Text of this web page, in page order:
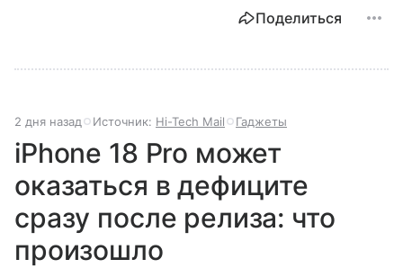
Поделиться
2 дня назад Источник: Hi-Tech Mail Гаджеты
iPhone 18 Pro может
оказаться в дефиците
сразу после релиза: что
произошло